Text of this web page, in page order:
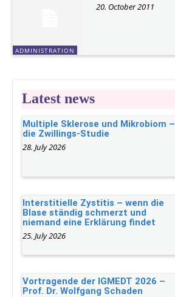
ADMINISTRATION
20. October 2011
Latest news
Multiple Sklerose und Mikrobiom –
die Zwillings-Studie
28. July 2026
Interstitielle Zystitis – wenn die
Blase ständig schmerzt und
niemand eine Erklärung findet
25. July 2026
Vortragende der IGMEDT 2026 –
Prof. Dr. Wolfgang Schaden